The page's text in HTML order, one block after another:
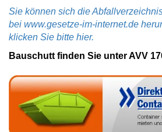
Sie können sich die
bei www.gesetze-im-internet.de
klicken Sie bitte hier.
Bauschutt finden Sie unter AVV